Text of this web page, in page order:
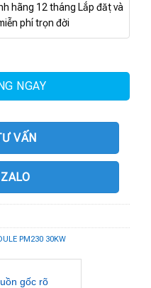
hãng 12 tháng Lắp đặt và
phí trọn đời
NGAY
VẤN
PM230 30KW
gốc rõ